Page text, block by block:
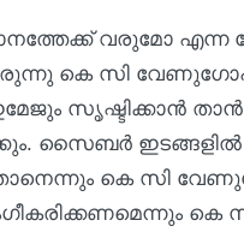
വരുമോ എന്ന
കെ സി
സൃഷ്ടിക്കാന്‍
സൈബര്‍
കെ സി
കെ